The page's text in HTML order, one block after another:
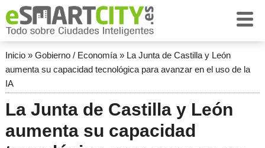
Inicio» Gobierno / Economía» La Junta de Castilla y León
aumenta su capacidad tecnológica para avanzar en el uso de la
IA
La Junta de Castilla y León
aumenta su capacidad